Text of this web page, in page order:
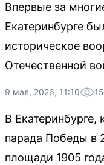
Впервые за
Екатеринбурге
историческое
Отечественной
9 мая, 2026, 11:10 15
В
парада Победы в
площади 1905